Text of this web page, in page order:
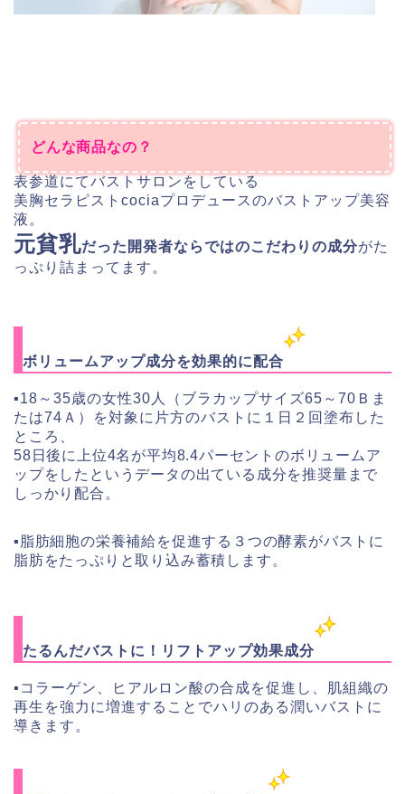
どんな商品なの？
表参道にてバストサロンをしている
美胸セラピストcociaプロデュースのバストアップ美容
液。
元貧乳だった開発者ならではのこだわりの成分がた
っぷり詰まってます。
ボリュームアップ成分を効果的に配合
▪︎18～35歳の女性30人（ブラカップサイズ65～70Ｂま
たは74Ａ）を対象に片方のバストに１日２回塗布した
ところ、
58日後に上位4名が平均8.4パーセントのボリュームア
ップをしたというデータの出ている成分を推奨量まで
しっかり配合。
▪︎ 脂肪細胞の栄養補給を促進する３つの酵素がバストに
脂肪をたっぷりと取り込み蓄積します。
たるんだバストに！リフトアップ効果成分
▪︎コラーゲン、ヒアルロン酸の合成を促進し、肌組織の
再生を強力に増進することでハリのある潤いバストに
導きます。